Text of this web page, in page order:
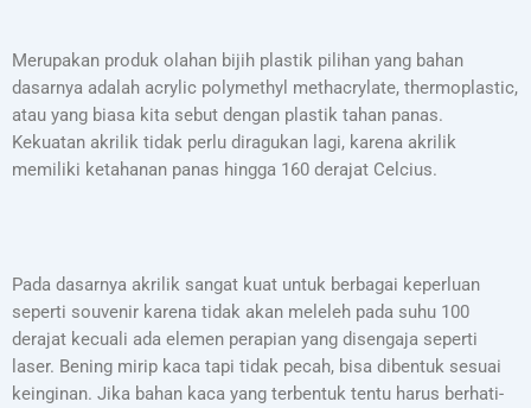
Merupakan produk olahan bijih plastik pilihan yang bahan
dasarnya adalah acrylic polymethyl methacrylate, thermoplastic,
atau yang biasa kita sebut dengan plastik tahan panas.
Kekuatan akrilik tidak perlu diragukan lagi, karena akrilik
memiliki ketahanan panas hingga 160 derajat Celcius.
Pada dasarnya akrilik sangat kuat untuk berbagai keperluan
seperti souvenir karena tidak akan meleleh pada suhu 100
derajat kecuali ada elemen perapian yang disengaja seperti
laser. Bening mirip kaca tapi tidak pecah, bisa dibentuk sesuai
keinginan. Jika bahan kaca yang terbentuk tentu harus berhati-